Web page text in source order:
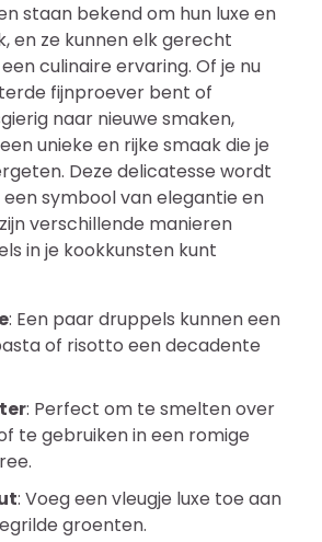
staan bekend om hun luxe en
en ze kunnen elk gerecht
culinaire ervaring. Of je nu
fijnproever bent of
naar nieuwe smaken,
unieke en rijke smaak die je
Deze delicatesse wordt
een symbool van elegantie en
verschillende manieren
in je kookkunsten kunt
: Een paar druppels kunnen een
of risotto een decadente
: Perfect om te smelten over
te gebruiken in een romige
: Voeg een vleugje luxe toe aan
groenten.